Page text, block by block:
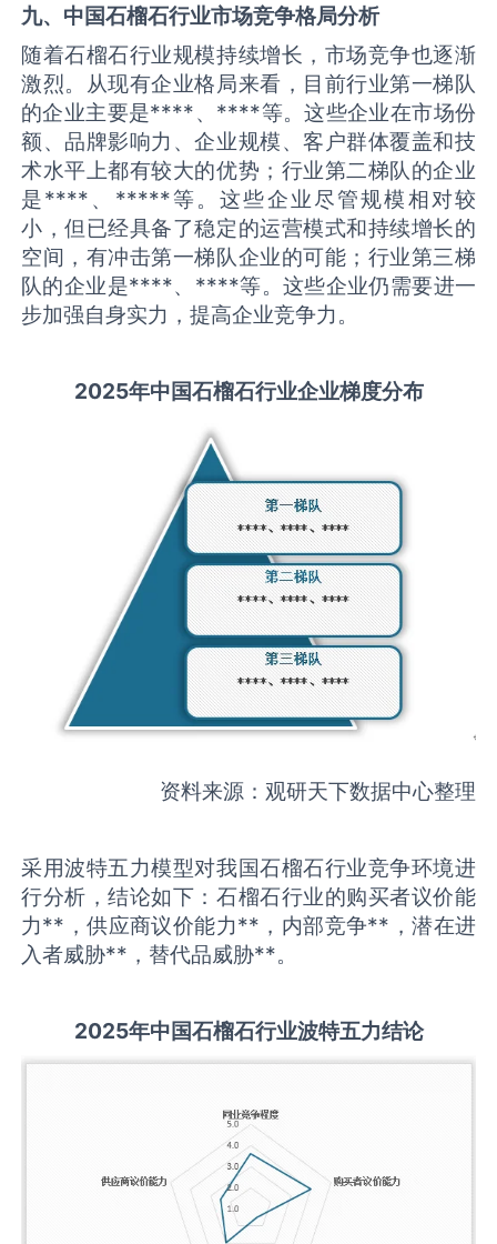
九、中国石榴石行业市场竞争格局分析
随着石榴石行业规模持续增长，市场竞争也逐渐
激烈。从现有企业格局来看，目前行业第一梯队
的企业主要是****、****等。这些企业在市场份
额、品牌影响力、企业规模、客户群体覆盖和技
术水平上都有较大的优势；行业第二梯队的企业
是****、*****等。这些企业尽管规模相对较
小，但已经具备了稳定的运营模式和持续增长的
空间，有冲击第一梯队企业的可能；行业第三梯
队的企业是****、****等。这些企业仍需要进一
步加强自身实力，提高企业竞争力。
2025年中国石榴石行业企业梯度分布
资料来源：观研天下数据中心整理
采用波特五力模型对我国石榴石行业竞争环境进
行分析，结论如下：石榴石行业的购买者议价能
力**，供应商议价能力**，内部竞争**，潜在进
入者威胁**，替代品威胁**。
2025年中国石榴石行业波特五力结论